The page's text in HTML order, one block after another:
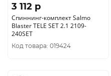
3 112 p
Спиннинг-комплект Salmo
Blaster TELE SET 2.1 2109-
240SET
Код товара: 019424